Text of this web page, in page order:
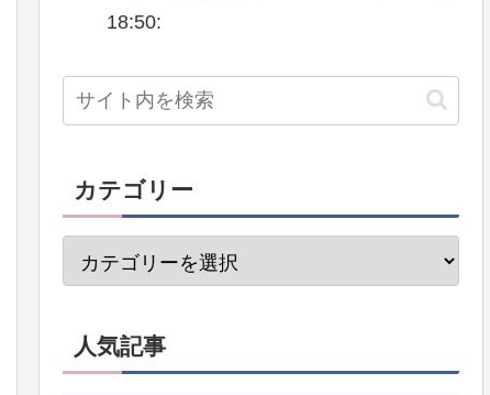
18:50:
カテゴリー
人気記事